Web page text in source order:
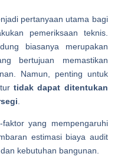
pertanyaan utama bagi
pemeriksaan teknis.
biasanya merupakan
bertujuan memastikan
Namun, penting untuk
tidak dapat ditentukan
yang mempengaruhi
estimasi biaya audit
kebutuhan bangunan.